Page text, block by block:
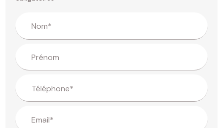
Nom*
Prénom
Téléphone*
Email*